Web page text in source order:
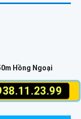
Hồng Ngoại